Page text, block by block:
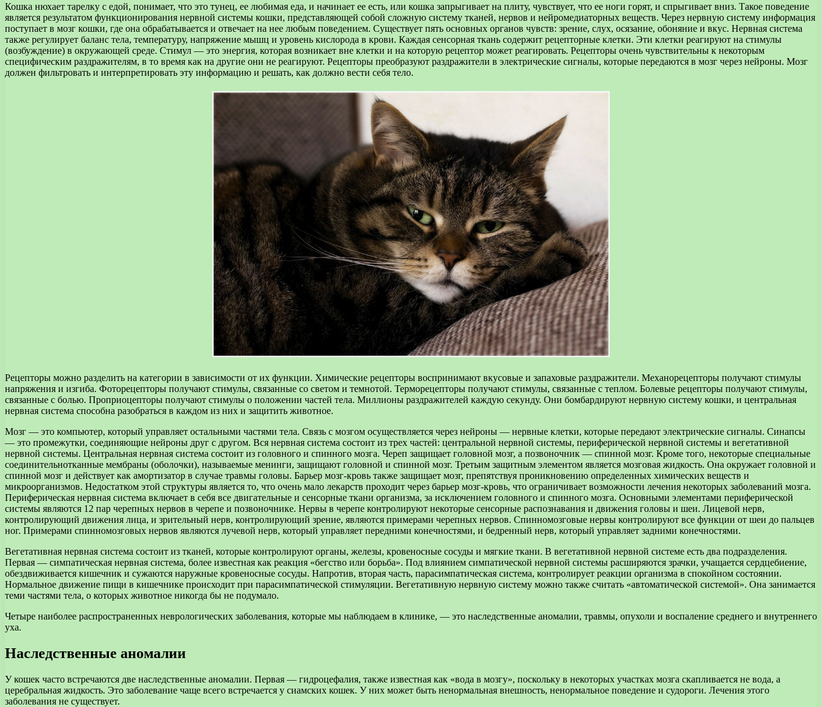
Кошка нюхает тарелку с едой, понимает, что это тунец, ее любимая еда, и начинает ее есть, или кошка запрыгивает на плиту, чувствует, что ее ноги горят, и спрыгивает вниз. Такое поведение
является результатом функционирования нервной системы кошки, представляющей собой сложную систему тканей, нервов и нейромедиаторных веществ. Через нервную систему информация
поступает в мозг кошки, где она обрабатывается и отвечает на нее любым поведением. Существует пять основных органов чувств: зрение, слух, осязание, обоняние и вкус. Нервная система
также регулирует баланс тела, температуру, напряжение мышц и уровень кислорода в крови. Каждая сенсорная ткань содержит рецепторные клетки. Эти клетки реагируют на стимулы
(возбуждение) в окружающей среде. Стимул — это энергия, которая возникает вне клетки и на которую рецептор может реагировать. Рецепторы очень чувствительны к некоторым
специфическим раздражителям, в то время как на другие они не реагируют. Рецепторы преобразуют раздражители в электрические сигналы, которые передаются в мозг через нейроны. Мозг
должен фильтровать и интерпретировать эту информацию и решать, как должно вести себя тело.
Рецепторы можно разделить на категории в зависимости от их функции. Химические рецепторы воспринимают вкусовые и запаховые раздражители. Механорецепторы получают стимулы
напряжения и изгиба. Фоторецепторы получают стимулы, связанные со светом и темнотой. Терморецепторы получают стимулы, связанные с теплом. Болевые рецепторы получают стимулы,
связанные с болью. Проприоцепторы получают стимулы о положении частей тела. Миллионы раздражителей каждую секунду. Они бомбардируют нервную систему кошки, и центральная
нервная система способна разобраться в каждом из них и защитить животное.
Мозг — это компьютер, который управляет остальными частями тела. Связь с мозгом осуществляется через нейроны — нервные клетки, которые передают электрические сигналы. Синапсы
— это промежутки, соединяющие нейроны друг с другом. Вся нервная система состоит из трех частей: центральной нервной системы, периферической нервной системы и вегетативной
нервной системы. Центральная нервная система состоит из головного и спинного мозга. Череп защищает головной мозг, а позвоночник — спинной мозг. Кроме того, некоторые специальные
соединительнотканные мембраны (оболочки), называемые менинги, защищают головной и спинной мозг. Третьим защитным элементом является мозговая жидкость. Она окружает головной и
спинной мозг и действует как амортизатор в случае травмы головы. Барьер мозг-кровь также защищает мозг, препятствуя проникновению определенных химических веществ и
микроорганизмов. Недостатком этой структуры является то, что очень мало лекарств проходит через барьер мозг-кровь, что ограничивает возможности лечения некоторых заболеваний мозга.
Периферическая нервная система включает в себя все двигательные и сенсорные ткани организма, за исключением головного и спинного мозга. Основными элементами периферической
системы являются 12 пар черепных нервов в черепе и позвоночнике. Нервы в черепе контролируют некоторые сенсорные распознавания и движения головы и шеи. Лицевой нерв,
контролирующий движения лица, и зрительный нерв, контролирующий зрение, являются примерами черепных нервов. Спинномозговые нервы контролируют все функции от шеи до пальцев
ног. Примерами спинномозговых нервов являются лучевой нерв, который управляет передними конечностями, и бедренный нерв, который управляет задними конечностями.
Вегетативная нервная система состоит из тканей, которые контролируют органы, железы, кровеносные сосуды и мягкие ткани. В вегетативной нервной системе есть два подразделения.
Первая — симпатическая нервная система, более известная как реакция «бегство или борьба». Под влиянием симпатической нервной системы расширяются зрачки, учащается сердцебиение,
обездвиживается кишечник и сужаются наружные кровеносные сосуды. Напротив, вторая часть, парасимпатическая система, контролирует реакции организма в спокойном состоянии.
Нормальное движение пищи в кишечнике происходит при парасимпатической стимуляции. Вегетативную нервную систему можно также считать «автоматической системой». Она занимается
теми частями тела, о которых животное никогда бы не подумало.
Четыре наиболее распространенных неврологических заболевания, которые мы наблюдаем в клинике, — это наследственные аномалии, травмы, опухоли и воспаление среднего и внутреннего
уха.
Наследственные аномалии
У кошек часто встречаются две наследственные аномалии. Первая — гидроцефалия, также известная как «вода в мозгу», поскольку в некоторых участках мозга скапливается не вода, а
церебральная жидкость. Это заболевание чаще всего встречается у сиамских кошек. У них может быть ненормальная внешность, ненормальное поведение и судороги. Лечения этого
заболевания не существует.